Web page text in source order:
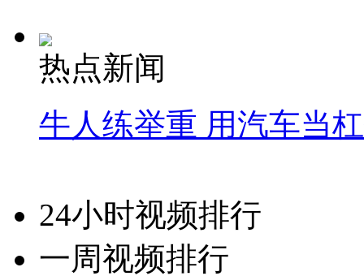
热点新闻
牛人练举重 用汽车当
24小时视频排行
一周视频排行